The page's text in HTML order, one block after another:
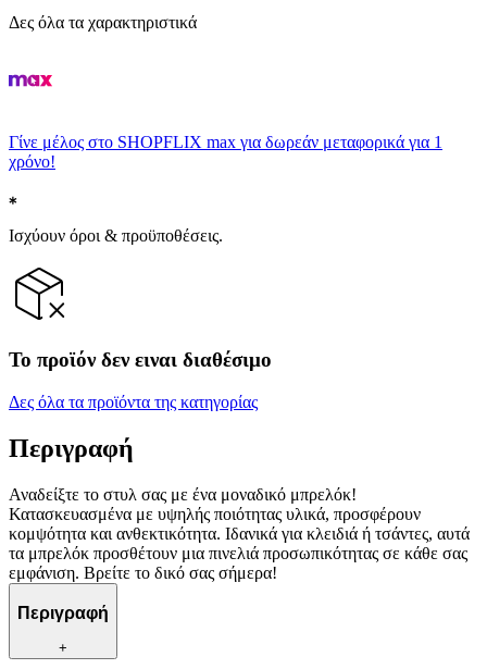
Δες όλα τα χαρακτηριστικά
Γίνε μέλος στο SHOPFLIX max για δωρεάν μεταφορικά για 1
χρόνο!
Ισχύουν όροι & προϋποθέσεις.
Το προϊόν δεν ειναι διαθέσιμο
Δες όλα τα προϊόντα της κατηγορίας
Περιγραφή
Αναδείξτε το στυλ σας με ένα μοναδικό μπρελόκ!
Κατασκευασμένα με υψηλής ποιότητας υλικά, προσφέρουν
κομψότητα και ανθεκτικότητα. Ιδανικά για κλειδιά ή τσάντες, αυτά
τα μπρελόκ προσθέτουν μια πινελιά προσωπικότητας σε κάθε σας
εμφάνιση. Βρείτε το δικό σας σήμερα!
Περιγραφή
+